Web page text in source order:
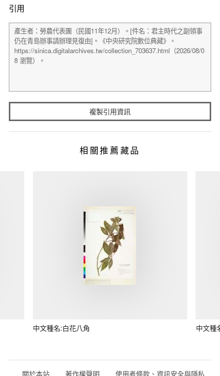
引用
複製引用資訊
相關推薦藏品
中文種名:白花八角 中文種
關於本站 著作權聲明 使用者條款、資訊安全與隱私